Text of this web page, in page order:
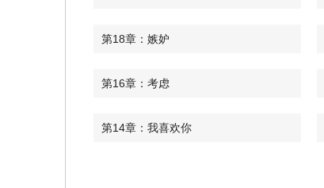
第18章：嫉妒
第16章：考虑
第14章：我喜欢你